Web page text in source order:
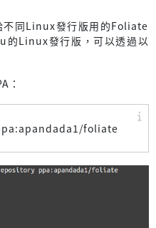
同Linux發行版用的Foliate
的Linux發行版，可以透過以
：
foliate